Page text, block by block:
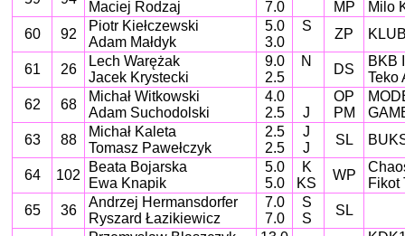
Maciej Rodzaj
7.0
MP
Milo
60
92
Piotr Kiełczewski
Adam Małdyk
5.0
3.0
S
ZP
61 26
Lech Warężak
Jacek Krystecki
9.0
2.5
N
DS
BKB
Teko
62
68
Michał Witkowski
Adam Suchodolski
4.0
2.5
J
OP
PM
63
88
Michał Kaleta
Tomasz Pawełczyk
2.5
2.5
J
J
SL
64 102
Beata Bojarska
Ewa Knapik
5.0
5.0
K
KS
WP
Fikot
65
36
Andrzej Hermansdorfer
Ryszard Łazikiewicz
7.0
7.0
S
S
SL